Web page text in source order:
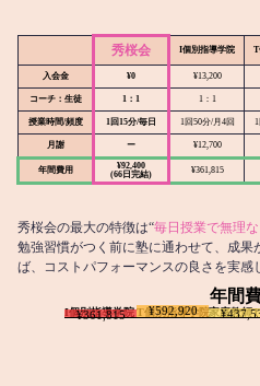
秀桜会 I個別指導学院 T
入会金 ¥0 ¥13,200
コーチ：生徒 1：1 1：1
授業時間/頻度 1回15分/毎日 1回50分/月4回
月謝 ー ¥12,700
年間費用
¥92,400
(66日完結)
¥361,815
秀桜会の最大の特徴は“毎日授業で無理
勉強習慣がつく前に塾に通わせて、成
ば、コストパフォーマンスの良さを実感
年間
I個別指導学院
¥361,815 T個別指導学院
¥592,920 家庭教師T